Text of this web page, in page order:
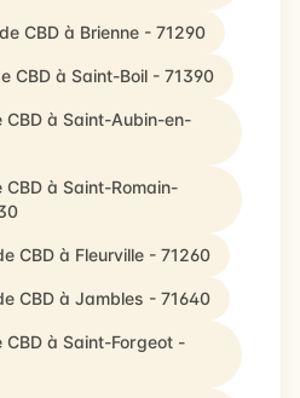
CBD à Brienne - 71290
CBD à Saint-Boil - 71390
à Saint-Aubin-en-
à Saint-Romain-
CBD à Fleurville - 71260
CBD à Jambles - 71640
à Saint-Forgeot -